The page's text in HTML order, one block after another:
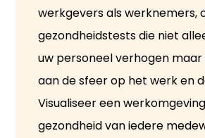
werkgevers als werknemers,
gezondheidstests die niet
uw personeel verhogen
aan de sfeer op het werk en
Visualiseer een
gezondheid van iedere